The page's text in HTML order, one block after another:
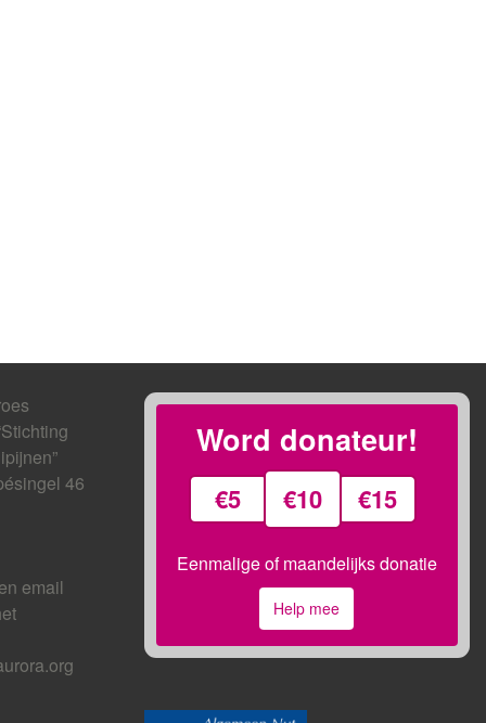
46
email
Word donateur!
€5 €10 €15
Eenmalige of maandelijks donatie
Help mee